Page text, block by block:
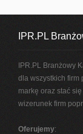
IPR.PL
IPR.PL Branżowy
dla wszystkich firm
markę oraz stać
wizerunek firm
Oferujemy: